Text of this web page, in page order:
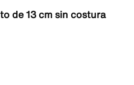
de 13 cm sin costura